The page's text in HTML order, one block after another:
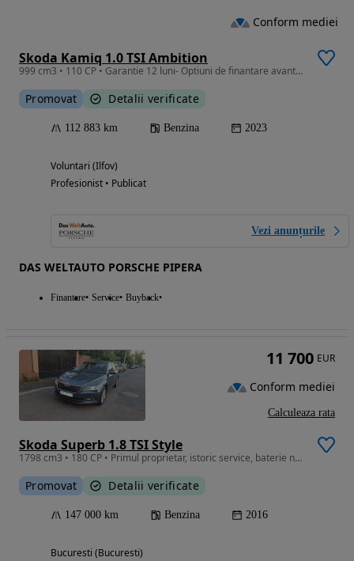
Skoda Kamiq 1.0 TSI Ambition
999 cm3 • 110 CP • Garantie 12 luni- Optiuni de finantare avantajoase
Promovat Detalii verificate
112 883 km Benzina 2023
Voluntari (Ilfov)
Profesionist • Publicat
Vezi anunțurile
DAS WELTAUTO PORSCHE PIPERA
Finantare Service Buyback
Conform mediei
Skoda Superb 1.8 TSI Style
1798 cm3 • 180 CP • Primul proprietar, istoric service, baterie noua, ITP valabil 14.06.28
Promovat Detalii verificate
147 000 km Benzina 2016
Bucuresti (Bucuresti)
11 700 EUR
Conform mediei
Calculeaza rata